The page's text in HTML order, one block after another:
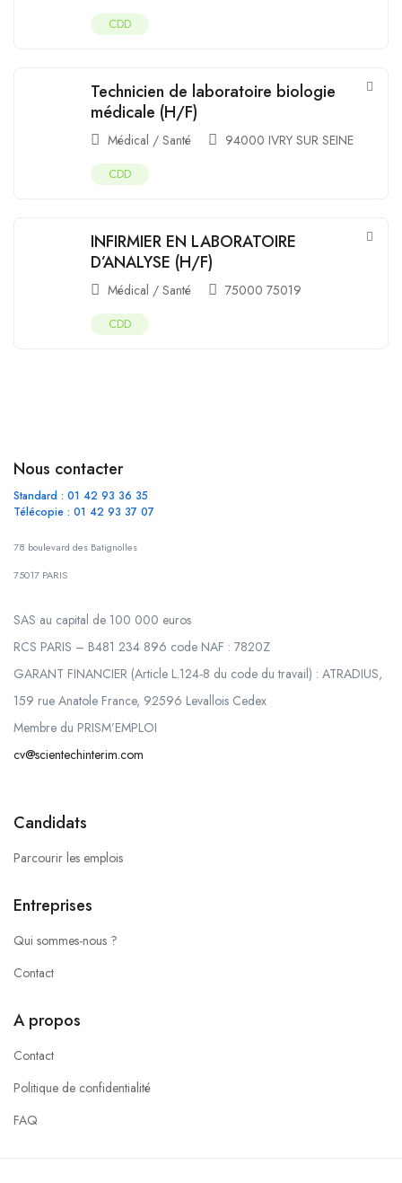
CDD
Technicien de laboratoire biologie
médicale (H/F)
Médical / Santé 94000 IVRY SUR SEINE
CDD
INFIRMIER EN LABORATOIRE
D’ANALYSE (H/F)
Médical / Santé 75000 75019
CDD
Nous contacter
Standard : 01 42 93 36 35
Télécopie : 01 42 93 37 07
78 boulevard des Batignolles
75017 PARIS
SAS au capital de 100 000 euros
RCS PARIS – B481 234 896 code NAF : 7820Z
GARANT FINANCIER (Article L.124-8 du code du travail) : ATRADIUS,
159 rue Anatole France, 92596 Levallois Cedex
Membre du PRISM’EMPLOI
cv@scientechinterim.com
Candidats
Parcourir les emplois
Entreprises
Qui sommes-nous ?
Contact
A propos
Contact
Politique de confidentialité
FAQ